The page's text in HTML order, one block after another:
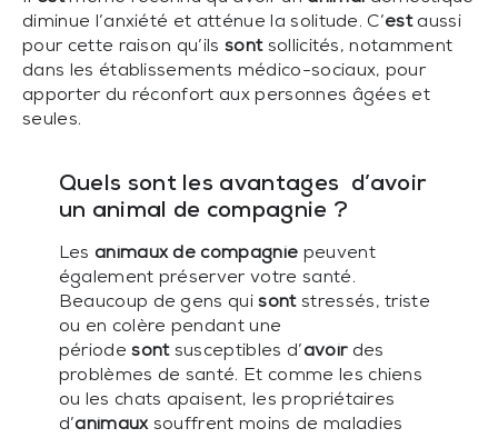
diminue l’anxiété et atténue la solitude. C’estaussi
pour cette raison qu’ilssontsollicités, notamment
dans les établissements médico-sociaux, pour
apporter du réconfort aux personnes âgées et
seules.
Quels sont les avantages d’avoir
un animal de compagnie ?
Les animaux de compagnie peuvent
également préserver votre santé.
Beaucoup de gens quisontstressés, triste
ou en colère pendant une
périodesontsusceptibles d’avoirdes
problèmes de santé. Et comme les chiens
ou les chats apaisent, les propriétaires
d’animauxsouffrent moins de maladies